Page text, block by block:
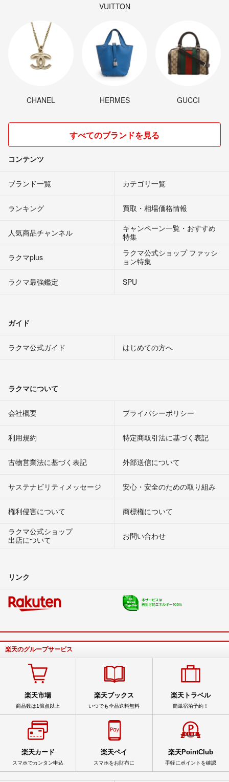
VUITTON
CHANEL HERMES GUCCI
すべてのブランドを見る
コンテンツ
ブランド一覧 カテゴリ一覧
ランキング 買取・相場価格情報
人気商品チャンネル
キャンペーン一覧・おすすめ
特集
ラクマplus
ラクマ公式ショップ ファッシ
ョン特集
ラクマ最強鑑定
SPU
ガイド
ラクマ公式ガイド はじめての方へ
ラクマについて
会社概要 プライバシーポリシー
利用規約 特定商取引法に基づく表記
古物営業法に基づく表記 外部送信について
サステナビリティメッセージ 安心・安全のための取り組み
権利侵害について
商標権について
ラクマ公式ショップ
出店について
お問い合わせ
リンク
楽天のグループサービス
楽天市場
商品数は1億点以上
楽天ブックス
いつでも全品送料無料
楽天トラベル
簡単宿泊予約！
楽天カード
スマホでカンタン申込
楽天ペイ
スマホをお財布に
楽天PointClub
手軽にポイントを確認